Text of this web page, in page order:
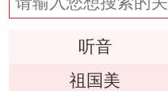
听音
祖国美